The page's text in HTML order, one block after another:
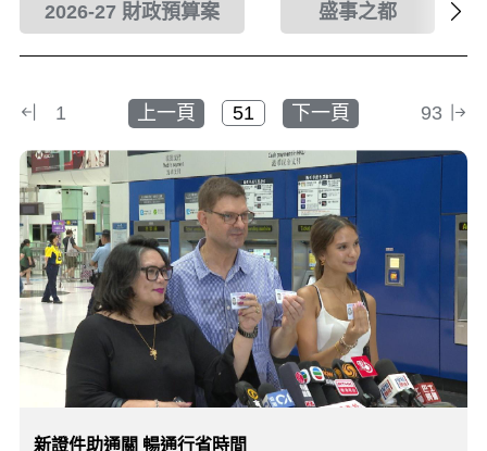
2026-27 財政預算案 盛事之都
1 上一頁 下一頁 93
新證件助通關 暢通行省時間